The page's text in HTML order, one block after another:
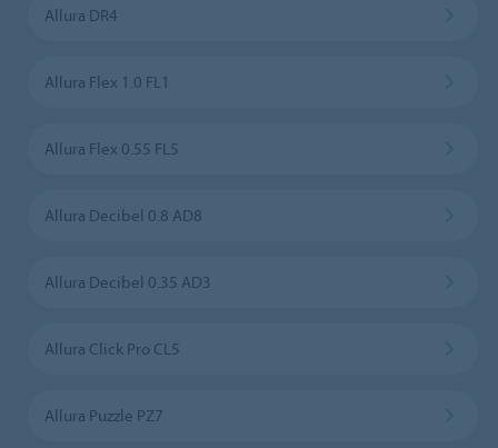
Allura DR4
Allura Flex 1.0 FL1
Allura Flex 0.55 FL5
Allura Decibel 0.8 AD8
Allura Decibel 0.35 AD3
Allura Click Pro CL5
Allura Puzzle PZ7